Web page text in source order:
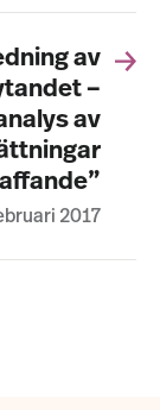
av
–
av
2017